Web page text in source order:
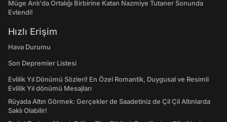
Müge Anlı'da Ortalığı Birbirine Katan Nazmiye Tutaner Sonunda
Evlendi!
Hızlı Erişim
Hava Durumu
Son Depremler Listesi
Evlilik Yıl Dönümü Sözleri! En Özel Romantik, Duygusal ve Resimli
Evlilik Yıl dönümü Mesajları
Rüyada Altın Görmek: Gerçekler de Saadetiniz de Çil Çil Altınlarda
Saklı Olabilir!